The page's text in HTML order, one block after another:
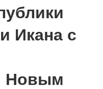
Икана с
Новым